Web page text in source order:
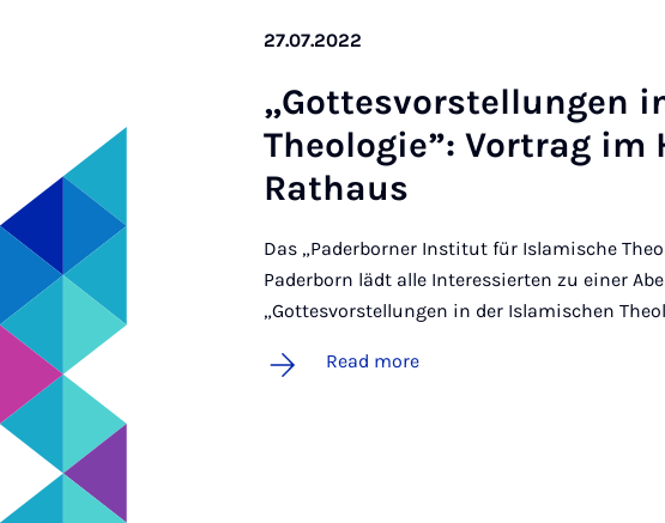
27.07.2022
„Gottes­vor­stel­lungen
Theo­lo­gie”: Vor­trag im
Rathaus
Das „Paderborner Institut für Islamische
Paderborn lädt alle Interessierten zu einer
„Gottesvorstellungen in der Islamischen
Read more